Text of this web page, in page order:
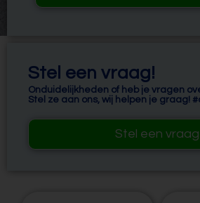
Stel een vraag!
Onduidelijkheden of heb je vragen
Stel ze aan ons, wij helpen je graag!
Stel een vraag